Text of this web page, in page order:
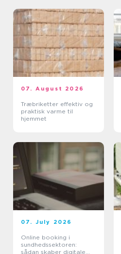
07. August 2026
Træbriketter effektiv og
praktisk varme til
hjemmet
07. July 2026
Online booking i
sundhedssektoren:
sådan skaber digitale